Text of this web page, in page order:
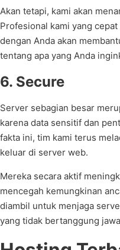
Akan tetapi, kami akan
Profesional kami yang
dengan Anda akan
tentang apa yang Anda
6. Secure
Server sebagian besar
karena data sensitif dan
fakta ini, tim kami terus
keluar di server web.
Mereka secara aktif
mencegah kemungkinan
diambil untuk menjaga
yang tidak bertanggung